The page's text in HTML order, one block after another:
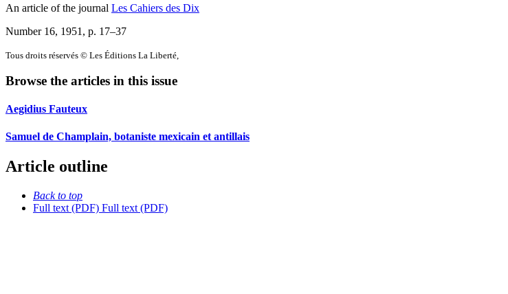
An article of the journal Les Cahiers des Dix
Number 16, 1951 , p. 17–37
Tous droits réservés © Les Éditions La Liberté,
Browse the articles in this issue
Aegidius Fauteux
Samuel de Champlain, botaniste mexicain et antillais
Article outline
Back to top
Full text (PDF) Full text (PDF)